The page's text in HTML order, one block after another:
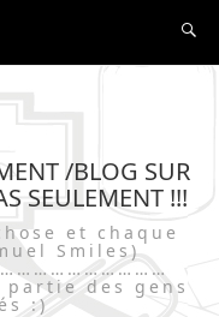
/BLOG SUR
SEULEMENT !!!
et chaque
Smiles)
des gens
:)